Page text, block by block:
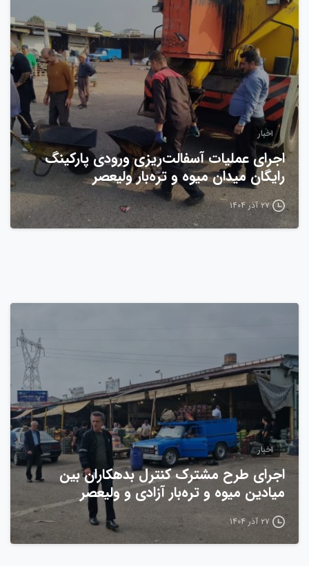
اخبار
اجرای عملیات آسفالت‌ریزی ورودی پارکینگ
رایگان میدان میوه و تره‌بار ولیعصر
۲۷ آذر ۱۴۰۴
اخبار
اجرای طرح مشترک کنترل بدهکاران بین
میادین میوه و تره‌بار آزادی و ولیعصر
۲۷ آذر ۱۴۰۴